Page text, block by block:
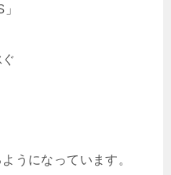
うになっています。